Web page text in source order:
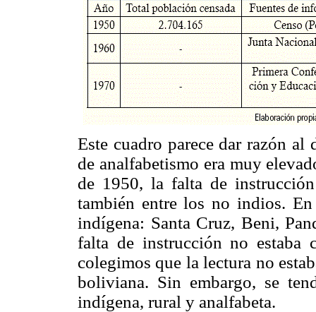
Este cuadro parece dar razón al
de analfabetismo era muy
de 1950, la falta de
también entre los no indios.
indígena: Santa Cruz, Beni,
falta de instrucción no estaba
colegimos que la lectura no
boliviana. Sin embargo, se
indígena, rural y analfabeta.